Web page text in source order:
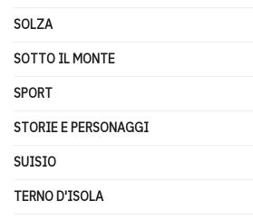
SOLZA
SOTTO IL MONTE
SPORT
STORIE E PERSONAGGI
SUISIO
TERNO D'ISOLA